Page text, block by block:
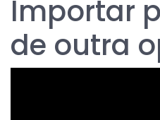
Importar
de outra